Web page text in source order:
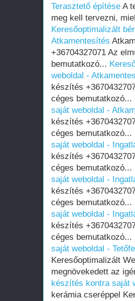
Terasztető építése A
meg kell tervezni,
Keresőoptimalizált
Atkamentesítés
+36704327071 Az
bemutatkozó...
weboldal -
készítés
céges bemutatkozó...
saját weboldal -
készítés
céges bemutatkozó...
saját weboldal -
készítés
céges bemutatkozó...
saját weboldal -
készítés
céges bemutatkozó...
saját weboldal -
készítés
céges bemutatkozó...
saját weboldal -
Keresőoptimalizált
megnövekedett az
készítés kontra saját
kerámia cseréppel